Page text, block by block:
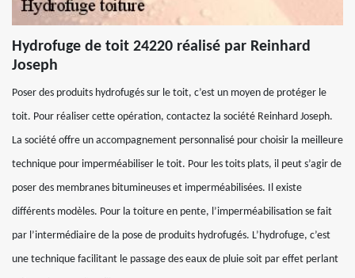
Hydrofuge de toit 24220 réalisé par Reinhard
Joseph
Poser des produits hydrofugés sur le toit, c’est un moyen de protéger le
toit. Pour réaliser cette opération, contactez la société Reinhard Joseph.
La société offre un accompagnement personnalisé pour choisir la meilleure
technique pour imperméabiliser le toit. Pour les toits plats, il peut s’agir de
poser des membranes bitumineuses et imperméabilisées. Il existe
différents modèles. Pour la toiture en pente, l’imperméabilisation se fait
par l’intermédiaire de la pose de produits hydrofugés. L’hydrofuge, c’est
une technique facilitant le passage des eaux de pluie soit par effet perlant